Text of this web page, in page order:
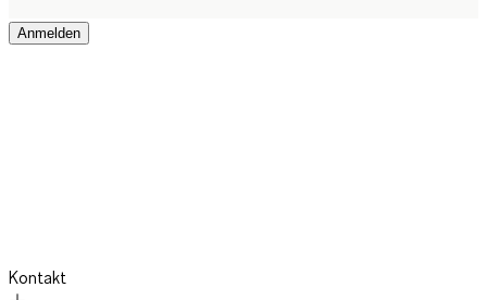
Anmelden
Kontakt